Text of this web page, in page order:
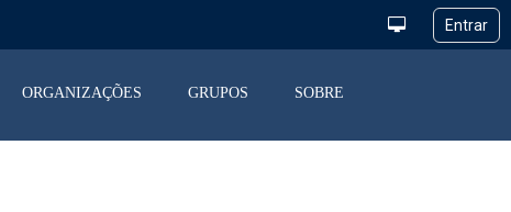
ORGANIZAÇÕES GRUPOS SOBRE